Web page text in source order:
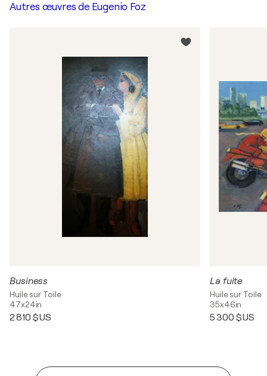
Autres œuvres de Eugenio Foz
Business
Huile sur Toile
47x24in
2 810 $US
La fuite
Huile sur Toile
35x46in
5 300 $US